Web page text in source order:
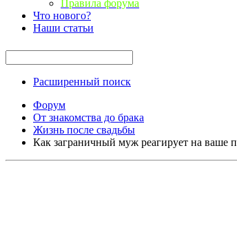
Правила форума
Что нового?
Наши статьи
Расширенный поиск
Форум
От знакомства до брака
Жизнь после свадьбы
Как заграничный муж реагирует на ваше